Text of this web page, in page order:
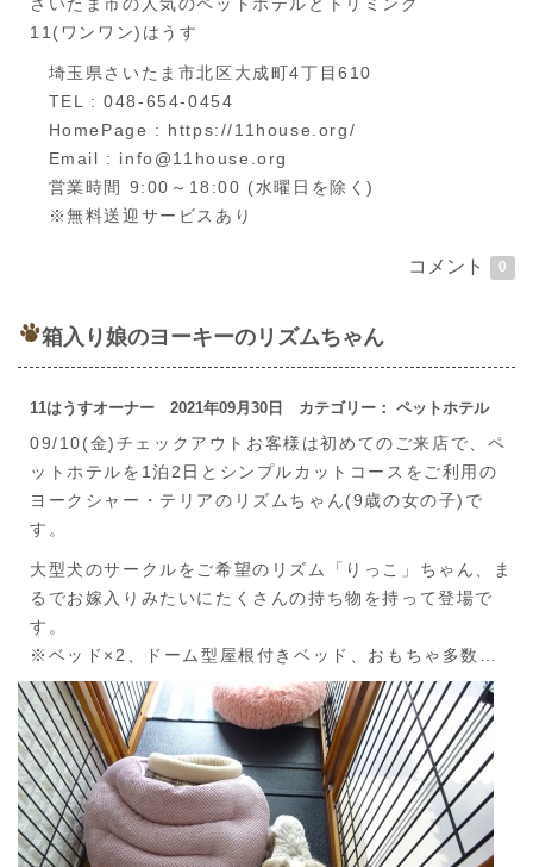
11(ワンワン)はうす
埼玉県さいたま市北区大成町4丁目610
TEL : 048-654-0454
HomePage : https://11house.org/
Email : info@11house.org
営業時間 9:00～18:00 (水曜日を除く)
※無料送迎サービスあり
コメント 0
箱入り娘のヨーキーのリズムちゃん
11はうすオーナー 2021年09月30日 カテゴリー： ペットホテル
09/10(金)チェックアウトお客様は初めてのご来店で、ペ
ットホテルを1泊2日とシンプルカットコースをご利用の
ヨークシャー・テリアのリズムちゃん(9歳の女の子)で
す。
大型犬のサークルをご希望のリズム「りっこ」ちゃん、ま
るでお嫁入りみたいにたくさんの持ち物を持って登場で
す。
※ベッド×2、ドーム型屋根付きベッド、おもちゃ多数…